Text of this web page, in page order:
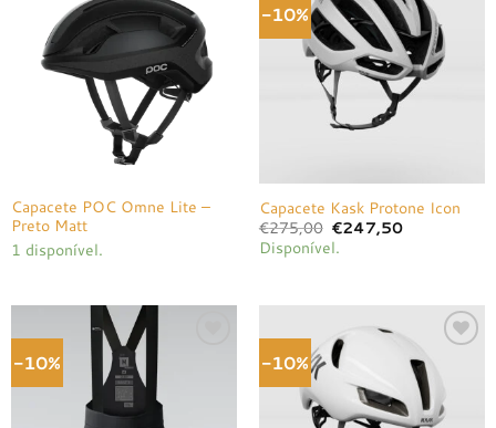
Adicionar
à lista de
desejos
Capacete POC Omne Lite –
Preto Matt
1 disponível.
-10%
Adicionar
à lista de
desejos
Capacete Kask Protone Icon
€275,00 O
preço
original
€247,50O
Disponível.
-10% -10%
Adicionar
à lista de
desejos